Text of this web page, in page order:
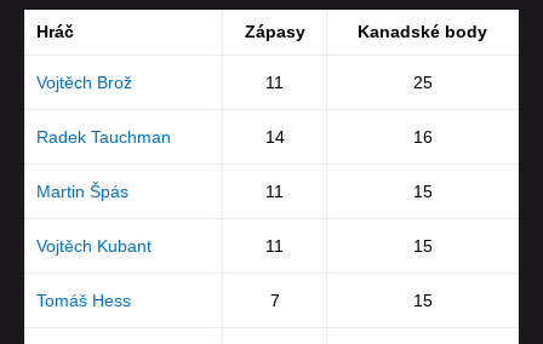
Hráč Zápasy Kanadské body
Vojtěch Brož 11 25
Radek Tauchman 14 16
Martin Špás 11 15
Vojtěch Kubant 11 15
Tomáš Hess 7 15